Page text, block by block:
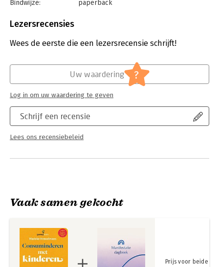
de opvoeding van hun kinderen aan?
Marieke Henselmans is dé bespaardeskundige van Nederland,
boeken en kalenders over besparen, aflossen en opvoeden op
Bindwijze:
paperback
Uitgever:
Verschijningsdatum:
11-10-2014
Sport, hobby, lifestyle
Genoeg reeks
Lezersrecensies
Wees de eerste die een lezersrecensie schrijft!
Schrijf een recensie
Lees ons recensiebeleid
Uw waardering ?
Log in om uw waardering te geven
Vaak samen gekocht
Prijs voor beide